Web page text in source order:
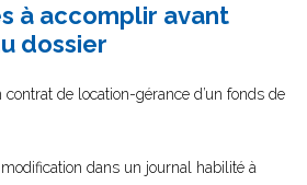
à accomplir avant
dossier
de location-gérance d’un fonds de
dans un journal habilité à